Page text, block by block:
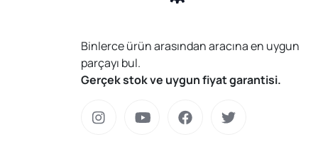
Binlerce ürün arasından aracına en uygun
parçayı bul.
Gerçek stok ve uygun fiyat garantisi.